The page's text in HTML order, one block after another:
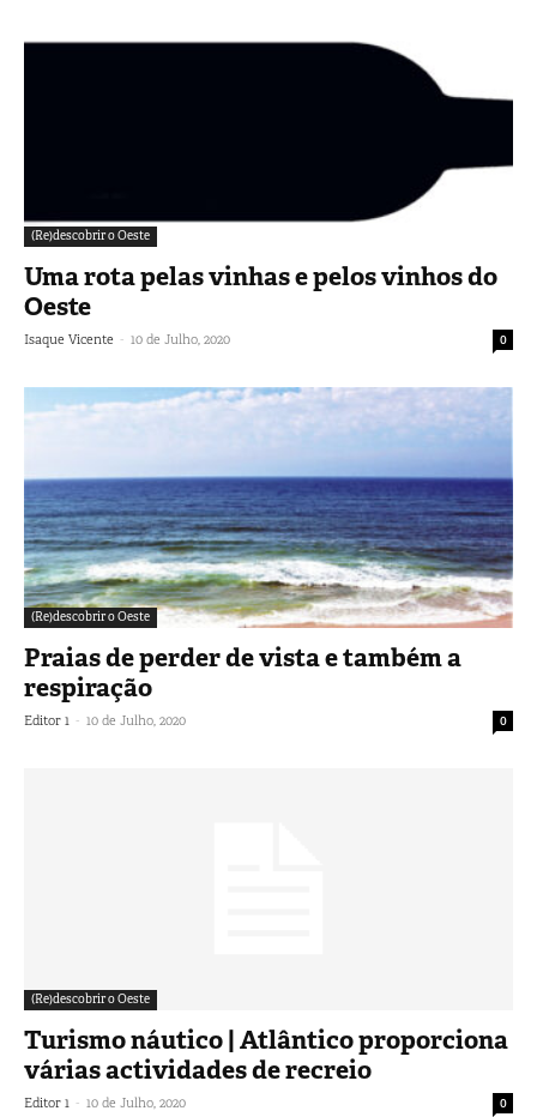
(Re)descobrir o Oeste
Uma rota pelas vinhas e pelos vinhos do
Oeste
Isaque Vicente - 10 de Julho, 2020 0
(Re)descobrir o Oeste
Praias de perder de vista e também a
respiração
Editor 1 - 10 de Julho, 2020 0
(Re)descobrir o Oeste
Turismo náutico | Atlântico proporciona
várias actividades de recreio
Editor 1 - 10 de Julho, 2020 0